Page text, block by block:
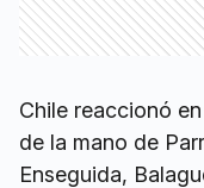
Chile reaccionó
de la mano de
Enseguida,